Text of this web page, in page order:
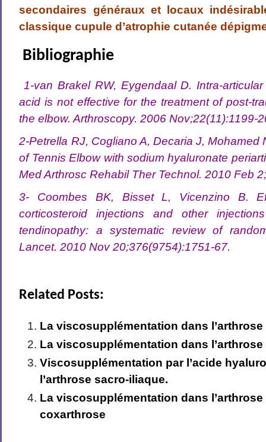
secondaires généraux et locaux
classique cupule d’atrophie cutanée
Bibliographie
1-van Brakel RW, Eygendaal D. Intra-
acid is not effective for the treatment of post-
the elbow. Arthroscopy. 2006 Nov;22(11):1199-
2-Petrella RJ, Cogliano A, Decaria J, Mohamed
of Tennis Elbow with sodium hyaluronate
Med Arthrosc Rehabil Ther Technol. 2010 Feb
3- Coombes BK, Bisset L, Vicenzino B.
corticosteroid injections and other
tendinopathy: a systematic review of
Lancet. 2010 Nov 20;376(9754):1751-67.
Related Posts:
La viscosupplémentation dans l’arthrose
La viscosupplémentation dans
Viscosupplémentation par l’acide
l’arthrose sacro-iliaque.
La viscosupplémentation dans
coxarthrose